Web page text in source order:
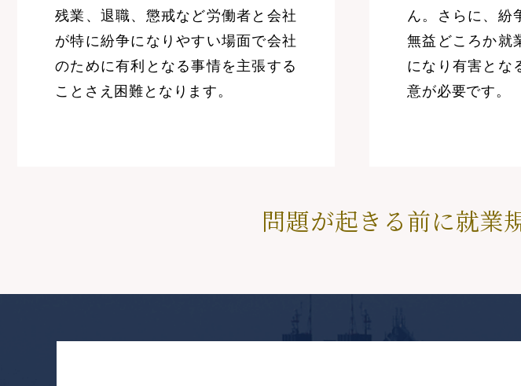
残業、退職、懲戒など労働者と会社
が特に紛争になりやすい場面で会社
のために有利となる事情を主張する
ことさえ困難となります。
ん。さらに、紛
無益どころか就
になり有害とな
意が必要です。
問題が起きる前に就業